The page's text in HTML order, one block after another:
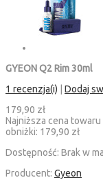
GYEON Q2 Rim 30ml
1 recenzja(i)
Dodaj
179,90 zł
Najniższa cena
obniżki: 179,90 zł
Dostępność: Brak w
Producent: Gyeon